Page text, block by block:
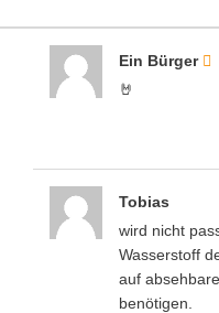
Ein Bürger
🤘
Tobias
wird nicht
Wasserstoff
auf
benötigen.